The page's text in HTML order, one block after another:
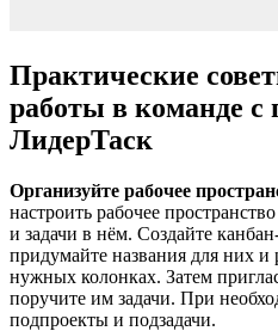
Практические
работы в команде
ЛидерТаск
Организуйте рабочее
настроить рабочее
и задачи в нём. Создайте
придумайте названия для них и
нужных колонках. Затем
поручите им задачи. При
подпроекты и подзадачи.